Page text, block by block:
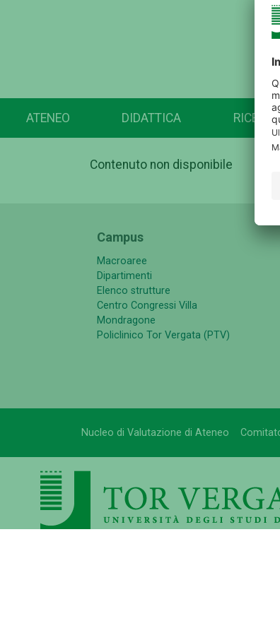
ATENEO DIDATTICA RICERCA
Contenuto non disponibile
Campus
Macroaree
Dipartimenti
Elenco strutture
Centro Congressi Villa
Mondragone
Policlinico Tor Vergata (PTV)
Nucleo di Valutazione di Ateneo